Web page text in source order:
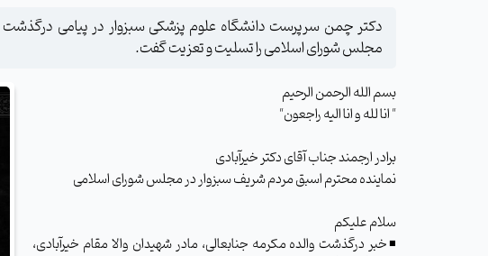
دکتر چمن سرپرست دانشگاه علوم پزشکی سبزوار در پیامی درگذشت
مجلس شورای اسلامی را تسلیت و تعزیت گفت.
بسم الله الرحمن الرحیم
" انا لله و انا الیه راجعون"
برادر ارجمند جناب آقای دکتر خیرآبادی
نماینده محترم اسبق مردم شریف سبزوار در مجلس شورای اسلامی
سلام علیکم
◾️خبر درگذشت والده مکرمه جنابعالی، مادر شهیدان والا مقام خیرآبادی،